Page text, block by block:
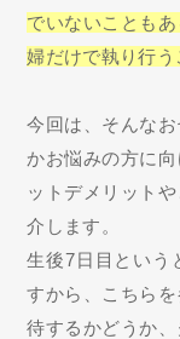
でいないことも
婦だけで執り行う
今回は、そんな
かお悩みの方に
ットデメリット
介します。
生後7日目という
すから、こちら
待するかどうか